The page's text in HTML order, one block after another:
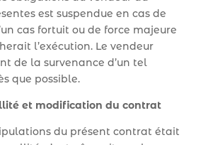
est suspendue en cas de
cas fortuit ou de force majeure
l’exécution. Le vendeur
de la survenance d’un tel
que possible.
et modification du contrat
du présent contrat était